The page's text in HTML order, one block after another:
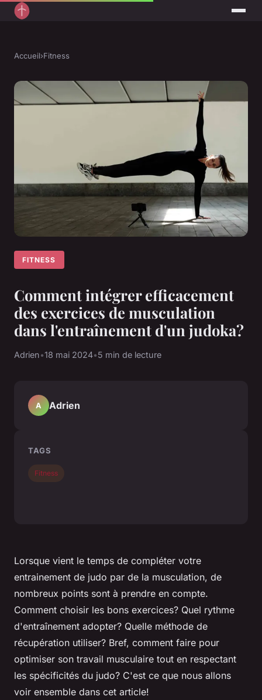
Accueil›Fitness
FITNESS
Comment intégrer efficacement
des exercices de musculation
dans l'entraînement d'un judoka?
Adrien•18 mai 2024•5 min de lecture
Lorsque vient le temps de compléter votre
entrainement de judo par de la musculation, de
nombreux points sont à prendre en compte.
Comment choisir les bons exercices? Quel rythme
d'entraînement adopter? Quelle méthode de
récupération utiliser? Bref, comment faire pour
optimiser son travail musculaire tout en respectant
les spécificités du judo? C'est ce que nous allons
voir ensemble dans cet article!
A Adrien
TAGS
Fitness